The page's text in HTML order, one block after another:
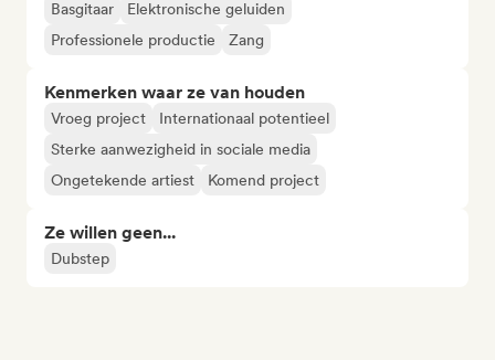
Basgitaar
Elektronische geluiden
Professionele productie
Zang
Kenmerken waar ze van houden
Vroeg project
Internationaal potentieel
Sterke aanwezigheid in sociale media
Ongetekende artiest
Komend project
Ze willen geen...
Dubstep